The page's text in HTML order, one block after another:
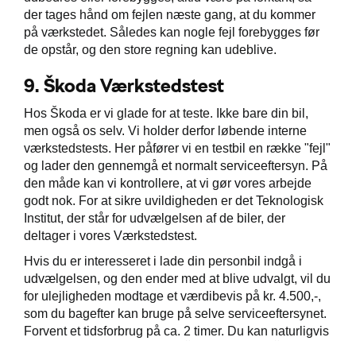
der tages hånd om fejlen næste gang, at du kommer
på værkstedet. Således kan nogle fejl forebygges før
de opstår, og den store regning kan udeblive.
9. Škoda Værkstedstest
Hos Škoda er vi glade for at teste. Ikke bare din bil,
men også os selv. Vi holder derfor løbende interne
værkstedstests. Her påfører vi en testbil en række "fejl"
og lader den gennemgå et normalt serviceeftersyn. På
den måde kan vi kontrollere, at vi gør vores arbejde
godt nok. For at sikre uvildigheden er det Teknologisk
Institut, der står for udvælgelsen af de biler, der
deltager i vores Værkstedstest.
Hvis du er interesseret i lade din personbil indgå i
udvælgelsen, og den ender med at blive udvalgt, vil du
for ulejligheden modtage et værdibevis på kr. 4.500,-,
som du bagefter kan bruge på selve serviceeftersynet.
Forvent et tidsforbrug på ca. 2 timer. Du kan naturligvis